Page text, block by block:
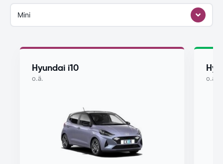
Mini
Hyundai i10
o.ä. o.ä.